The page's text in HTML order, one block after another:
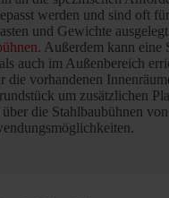
werden und sind oft für
und Gewichte
. Außerdem kann eine
auch im Außenbereich
die vorhandenen
um zusätzlichen
über die Stahlbaubühnen